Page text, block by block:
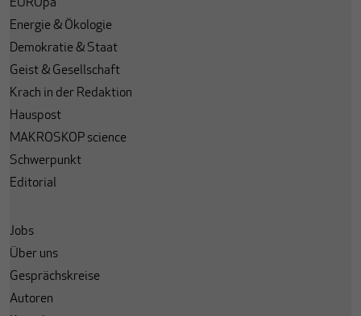
EUROpa
Energie & Ökologie
Demokratie & Staat
Geist & Gesellschaft
Krach in der Redaktion
Hauspost
MAKROSKOP science
Schwerpunkt
Editorial
Jobs
Über uns
Gesprächskreise
Autoren